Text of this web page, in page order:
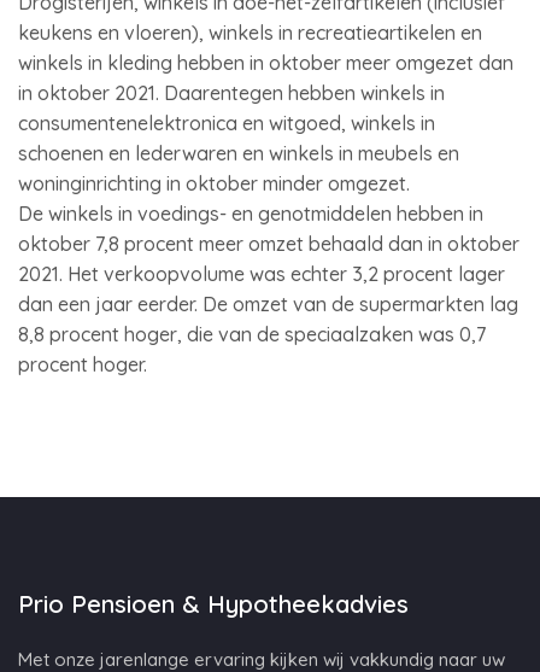
keukens en vloeren), winkels in recreatieartikelen en
winkels in kleding hebben in oktober meer omgezet dan
in oktober 2021. Daarentegen hebben winkels in
consumentenelektronica en witgoed, winkels in
schoenen en lederwaren en winkels in meubels en
woninginrichting in oktober minder omgezet.
De winkels in voedings- en genotmiddelen hebben in
oktober 7,8 procent meer omzet behaald dan in oktober
2021. Het verkoopvolume was echter 3,2 procent lager
dan een jaar eerder. De omzet van de supermarkten lag
8,8 procent hoger, die van de speciaalzaken was 0,7
procent hoger.
Prio Pensioen & Hypotheekadvies
Met onze jarenlange ervaring kijken wij vakkundig naar uw